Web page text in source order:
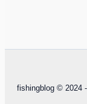
fishingblog © 2024 -